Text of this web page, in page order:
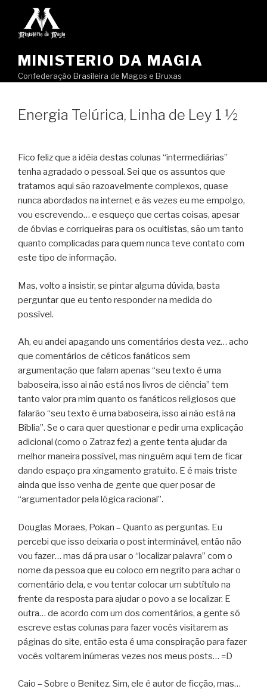
MINISTERIO DA MAGIA
Confederação Brasileira de Magos e Bruxas
Energia Telúrica, Linha de Ley 1 ½
Fico feliz que a idéia destas colunas “intermediárias”
tenha agradado o pessoal. Sei que os assuntos que
tratamos aqui são razoavelmente complexos, quase
nunca abordados na internet e às vezes eu me empolgo,
vou escrevendo… e esqueço que certas coisas, apesar
de óbvias e corriqueiras para os ocultistas, são um tanto
quanto complicadas para quem nunca teve contato com
este tipo de informação.
Mas, volto a insistir, se pintar alguma dúvida, basta
perguntar que eu tento responder na medida do
possível.
Ah, eu andei apagando uns comentários desta vez… acho
que comentários de céticos fanáticos sem
argumentação que falam apenas “seu texto é uma
baboseira, isso ai não está nos livros de ciência” tem
tanto valor pra mim quanto os fanáticos religiosos que
falarão “seu texto é uma baboseira, isso ai não está na
Bíblia”. Se o cara quer questionar e pedir uma explicação
adicional (como o Zatraz fez) a gente tenta ajudar da
melhor maneira possível, mas ninguém aqui tem de ficar
dando espaço pra xingamento gratuito. E é mais triste
ainda que isso venha de gente que quer posar de
“argumentador pela lógica racional”.
Douglas Moraes, Pokan – Quanto as perguntas. Eu
percebi que isso deixaria o post interminável, então não
vou fazer… mas dá pra usar o “localizar palavra” com o
nome da pessoa que eu coloco em negrito para achar o
comentário dela, e vou tentar colocar um subtítulo na
frente da resposta para ajudar o povo a se localizar. E
outra… de acordo com um dos comentários, a gente só
escreve estas colunas para fazer vocês visitarem as
páginas do site, então esta é uma conspiração para fazer
vocês voltarem inúmeras vezes nos meus posts… =D
Caio – Sobre o Benitez. Sim, ele é autor de ficção, mas…